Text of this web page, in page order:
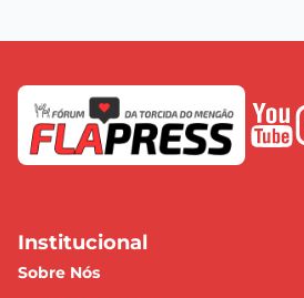
Institucional
Sobre Nós